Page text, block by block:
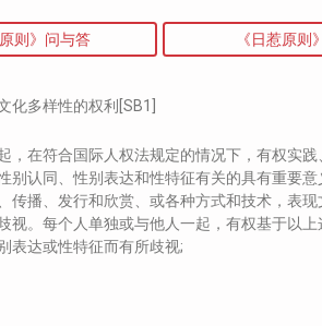
原则》问与答 《日惹原则
化多样性的权利[SB1]
，在符合国际人权法规定的情况下，有权实
别认同、性别表达和性特征有关的具有重要
传播、发行和欣赏、或各种方式和技术，表
视。每个人单独或与他人一起，有权基于以
表达或性特征而有所歧视;